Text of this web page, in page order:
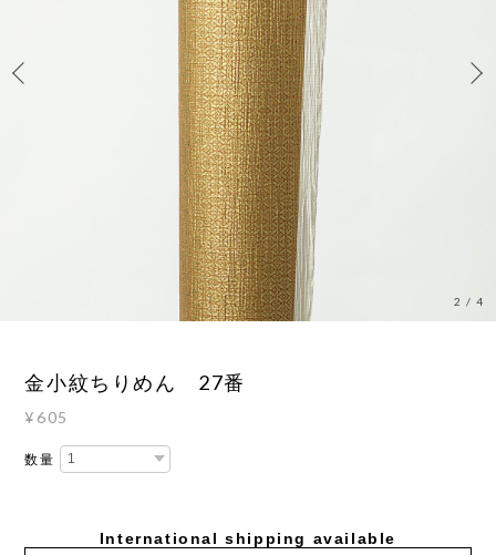
3 /4
金小紋ちりめん 27番
¥605
数量
International shipping available